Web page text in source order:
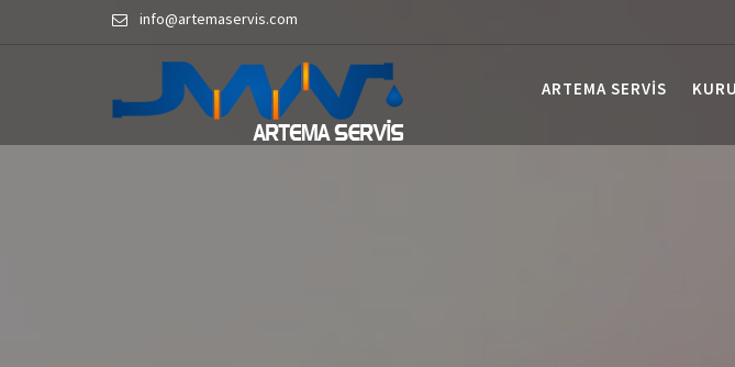
info@artemaservis.com
ARTEMA SERVIS